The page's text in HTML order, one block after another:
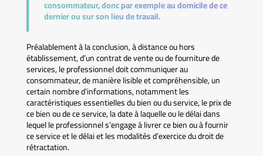
consommateur, donc par exemple au domicile de ce
dernier ou sur son lieu de travail.
Préalablement à la conclusion, à distance ou hors
établissement, d’un contrat de vente ou de fourniture de
services, le professionnel doit communiquer au
consommateur, de manière lisible et compréhensible, un
certain nombre d’informations, notamment les
caractéristiques essentielles du bien ou du service, le prix de
ce bien ou de ce service, la date à laquelle ou le délai dans
lequel le professionnel s’engage à livrer ce bien ou à fournir
ce service et le délai et les modalités d’exercice du droit de
rétractation.